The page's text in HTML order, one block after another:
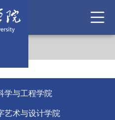
学与工程学院
艺术与设计学院